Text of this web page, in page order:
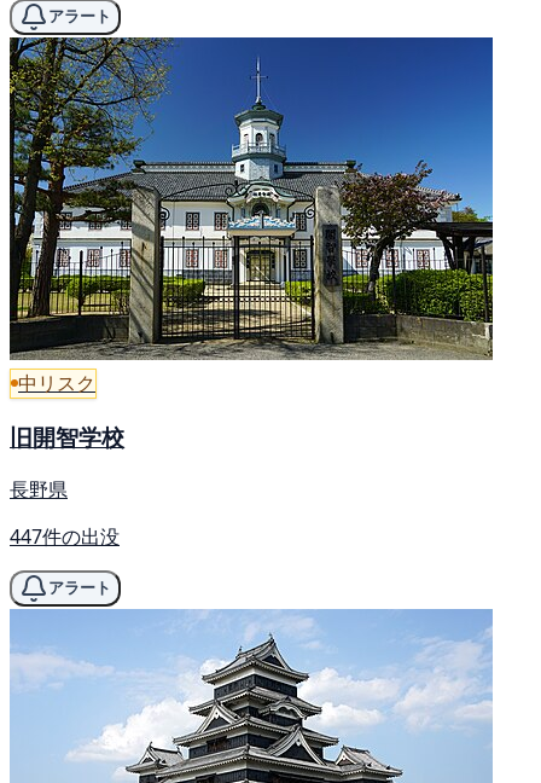
アラート
中リスク
旧開智学校
長野県
447件の出没
アラート